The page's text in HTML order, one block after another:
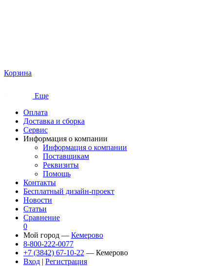
Корзина
Еще
Оплата
Доставка и сборка
Сервис
Информация о компании
Информация о компании
Поставщикам
Реквизиты
Помощь
Контакты
Бесплатный дизайн-проект
Новости
Статьи
Сравнение
0
Мой город — Кемерово
8-800-222-0077
+7 (3842) 67-10-22 — Кемерово
Вход | Регистрация